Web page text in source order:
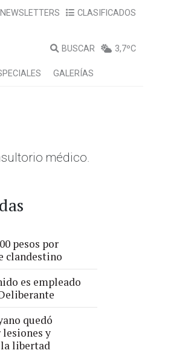
NEWSLETTERS CLASIFICADOS
BUSCAR 3,7ºC
GALERÍAS
médico.
pesos por
clandestino
es empleado
quedó
y
libertad